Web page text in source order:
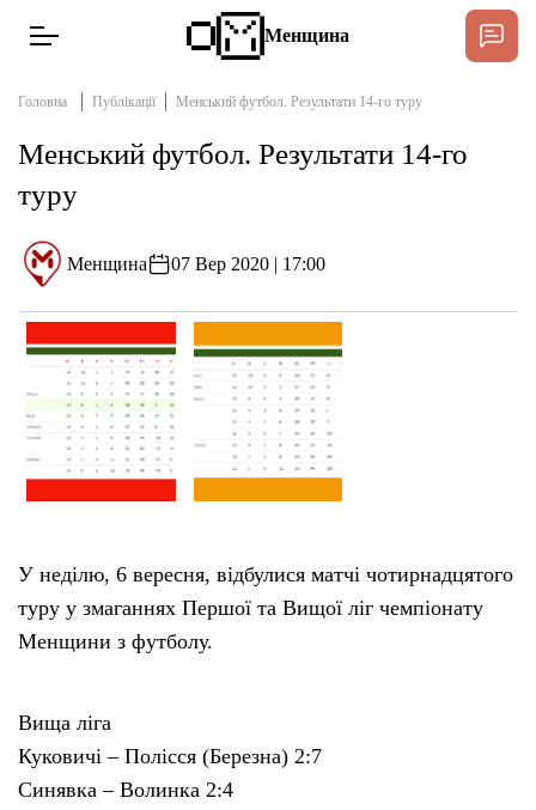
Новини
Інтерв’ю
Тексти
Публікації
Про нас
Тендери
Довідник
Контакти
Рекламні прайси
Менщина
Головна Публікації Менський футбол. Результати 14-го туру
Менський футбол. Результати 14-го
туру
Менщина 07 Вер 2020 | 17:00
У неділю, 6 вересня, відбулися матчі чотирнадцятого
туру у змаганнях Першої та Вищої ліг чемпіонату
Менщини з футболу.
Вища ліга
Куковичі – Полісся (Березна) 2:7
Синявка – Волинка 2:4